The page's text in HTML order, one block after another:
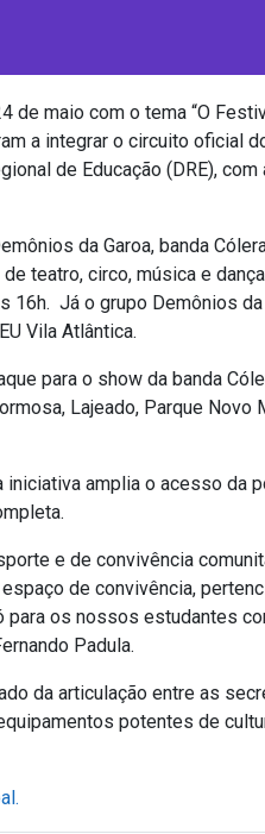
de maio com o tema “O
a integrar o circuito oficial
de Educação (DRE),
da Garoa, banda
teatro, circo, música e
Já o grupo Demônios da
Vila Atlântica.
para o show da banda
Lajeado, Parque Novo
amplia o acesso da
e de convivência
de convivência,
os nossos estudantes
Padula.
da articulação entre as
potentes de